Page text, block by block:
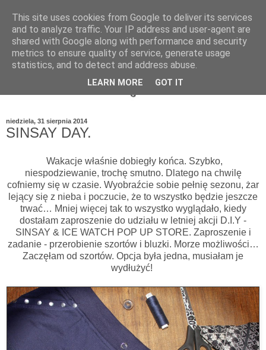
niedziela, 31 sierpnia 2014
SINSAY DAY.
Wakacje właśnie dobiegły końca. Szybko,
niespodziewanie, trochę smutno. Dlatego na chwilę
cofniemy się w czasie. Wyobraźcie sobie pełnię sezonu, żar
lejący się z nieba i poczucie, że to wszystko będzie jeszcze
trwać… Mniej więcej tak to wszystko wyglądało, kiedy
dostałam zaproszenie do udziału w letniej akcji D.I.Y -
SINSAY & ICE WATCH POP UP STORE. Zaproszenie i
zadanie - przerobienie szortów i bluzki. Morze możliwości…
Zaczęłam od szortów. Opcja była jedna, musiałam je
wydłużyć!
This site uses cookies from Google to deliver its services
and to analyze traffic. Your IP address and user-agent are
shared with Google along with performance and security
metrics to ensure quality of service, generate usage
statistics, and to detect and address abuse.
LEARN MORE GOT IT